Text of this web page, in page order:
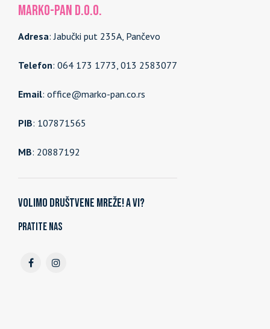
MARKO-PAN d.o.o.
Adresa: Jabučki put 235A, Pančevo
Telefon: 064 173 1773, 013 2583077
Email: office@marko-pan.co.rs
PIB: 107871565
MB: 20887192
Volimo društvene mreže! A vi?
Pratite nas